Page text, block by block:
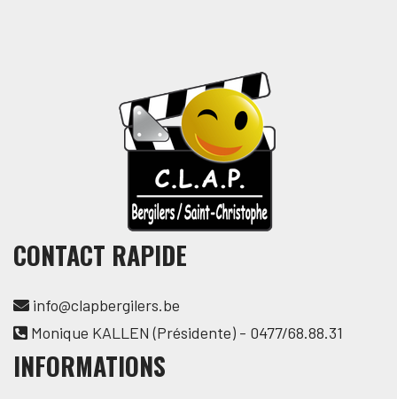
CONTACT RAPIDE
info@clapbergilers.be
Monique KALLEN (Présidente) - 0477/68.88.31
INFORMATIONS